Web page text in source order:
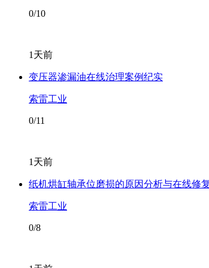
0/10
1天前
变压器渗漏油在线治理案例纪实
索雷工业
0/11
1天前
纸机烘缸轴承位磨损的原因分析与在线修
索雷工业
0/8